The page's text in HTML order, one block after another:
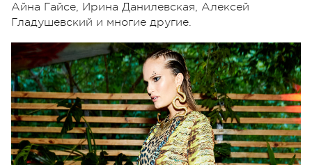
Айна Гайсе, Ирина Данилевская, Алексей
Гладушевский и многие другие.